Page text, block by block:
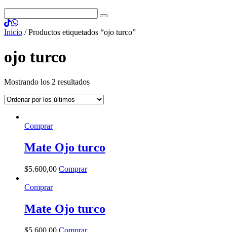
Inicio / Productos etiquetados “ojo turco”
ojo turco
Mostrando los 2 resultados
Comprar
Mate Ojo turco
$5.600,00 Comprar
Comprar
Mate Ojo turco
$5.600 00 Comprar